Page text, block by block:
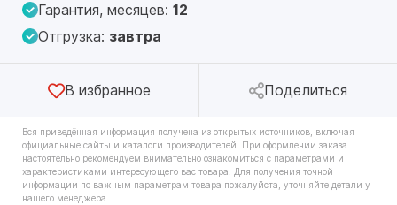
Гарантия, месяцев: 12
Отгрузка: завтра
В избранное Поделиться
Вся приведённая информация получена из открытых источников, включая
официальные сайты и каталоги производителей. При оформлении заказа
настоятельно рекомендуем внимательно ознакомиться с параметрами и
характеристиками интересующего вас товара. Для получения точной
информации по важным параметрам товара пожалуйста, уточняйте детали у
нашего менеджера.